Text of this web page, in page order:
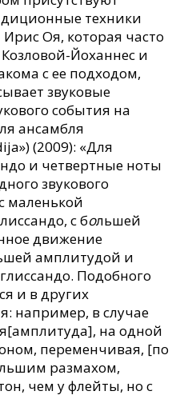
техники
Оя, которая часто
Йоханнес и
с ее подходом,
звуковые
события на
ансамбля
(2009): «Для
и четвертные ноты
звукового
маленькой
с большей
движение
амплитудой и
Подобного
и в других
например, в случае
на одной
переменчивая, [по
размахом,
чем у флейты, но с